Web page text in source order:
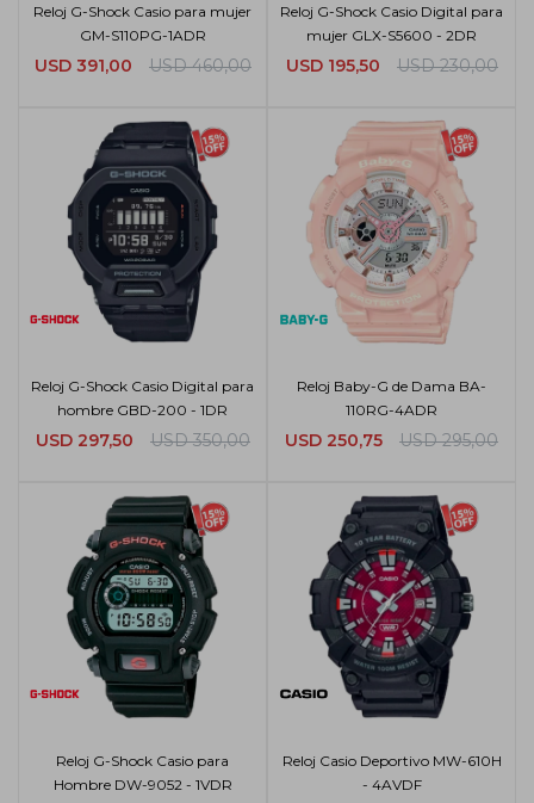
Reloj G-Shock Casio para mujer
GM-S110PG-1ADR
USD 391,00 USD 460,00
Reloj G-Shock Casio Digital para
mujer GLX-S5600 - 2DR
USD 195,50 USD 230,00
Reloj G-Shock Casio Digital para
hombre GBD-200 - 1DR
USD 297,50 USD 350,00
Reloj Baby-G de Dama BA-
110RG-4ADR
USD 250,75 USD 295,00
Reloj G-Shock Casio para
Hombre DW-9052 - 1VDR
Reloj Casio Deportivo MW-610H
- 4AVDF